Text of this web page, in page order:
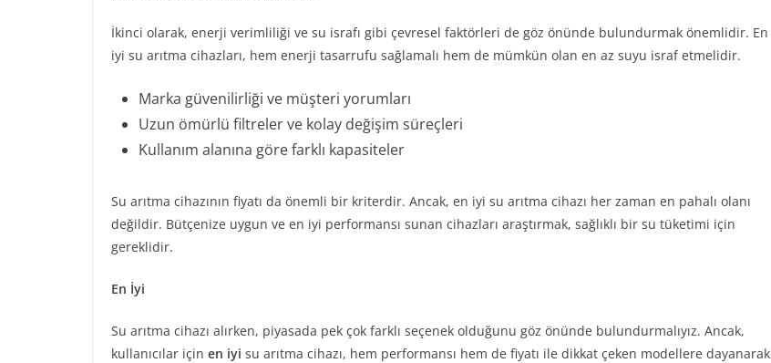
İkinci olarak, enerji verimliliği ve su israfı gibi çevresel faktörleri de göz önünde bulundurmak önemlidir. En
iyi su arıtma cihazları, hem enerji tasarrufu sağlamalı hem de mümkün olan en az suyu israf etmelidir.
Marka güvenilirliği ve müşteri yorumları
Uzun ömürlü filtreler ve kolay değişim süreçleri
Kullanım alanına göre farklı kapasiteler
Su arıtma cihazının fiyatı da önemli bir kriterdir. Ancak, en iyi su arıtma cihazı her zaman en pahalı olanı
değildir. Bütçenize uygun ve en iyi performansı sunan cihazları araştırmak, sağlıklı bir su tüketimi için
gereklidir.
En İyi
Su arıtma cihazı alırken, piyasada pek çok farklı seçenek olduğunu göz önünde bulundurmalıyız. Ancak,
kullanıcılar için en iyi su arıtma cihazı, hem performansı hem de fiyatı ile dikkat çeken modellere dayanarak